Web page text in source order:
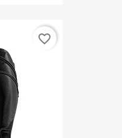
favorite_border